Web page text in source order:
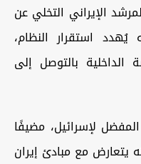
الإيراني التخلي عن
يُهدد استقرار النظام،
الداخلية بالتوصل إلى
لإسرائيل، مضيفًا
يتعارض مع مبادئ إيران